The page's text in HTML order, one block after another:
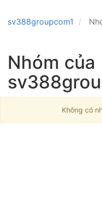
sv388groupcom1
Nhóm của
Không có